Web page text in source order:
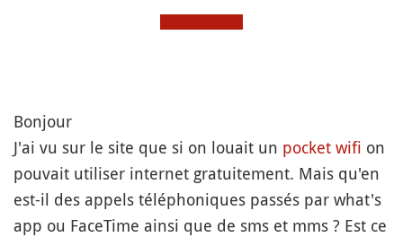
Bonjour
J'ai vu sur le site que si on louait un pocket wifi on
pouvait utiliser internet gratuitement. Mais qu'en
est-il des appels téléphoniques passés par what's
app ou FaceTime ainsi que de sms et mms ? Est ce